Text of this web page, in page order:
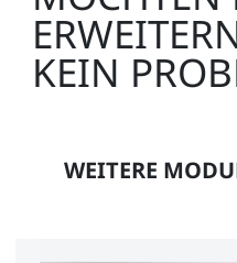
KEIN
WEITERE